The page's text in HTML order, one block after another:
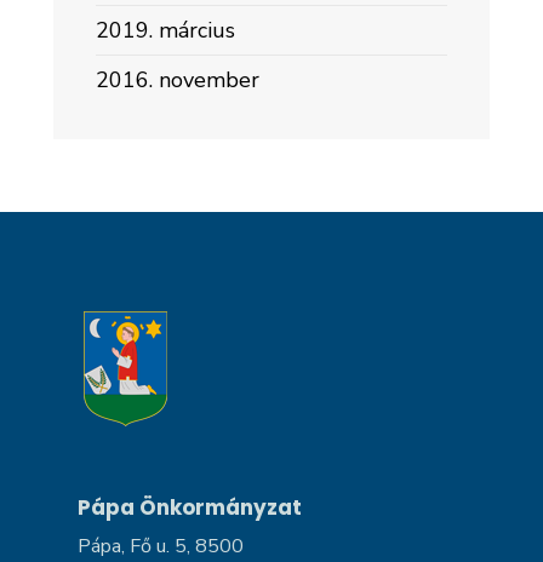
2019. március
2016. november
Pápa Önkormányzat
Pápa, Fő u. 5, 8500